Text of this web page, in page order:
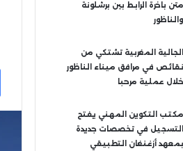
متن باخرة الرابط بين برشلونة
والناظور
الجالية المغربية تشتكي من
نقائص في مرافق ميناء الناظور
خلال عملية مرحبا
مكتب التكوين المهني يفتح
التسجيل في تخصصات جديدة
بمعهد أزغنغان التطبيقي